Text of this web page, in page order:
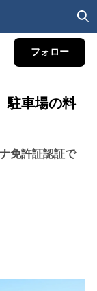
フォロー
駐車場の料
免許証認証で